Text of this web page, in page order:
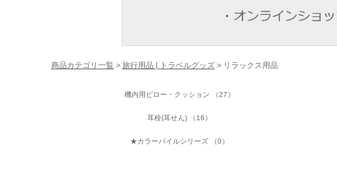
商品カテゴリ一覧 > 旅行用品 | トラベルグッズ > リラックス用品
機内用ピロー・クッション （27）
耳栓(耳せん) （16）
★カラーパイルシリーズ （0）